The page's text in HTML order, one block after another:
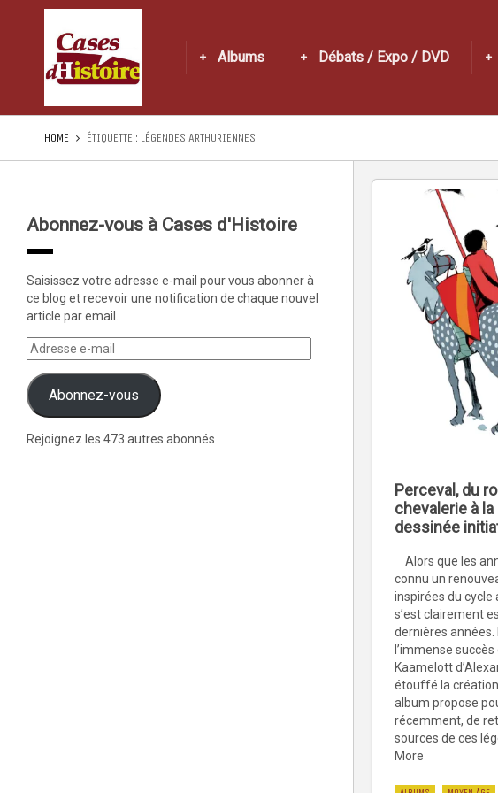
Albums Débats / Expo / DVD
HOME ÉTIQUETTE : LÉGENDES ARTHURIENNES
Abonnez-vous à Cases d'Histoire
Saisissez votre adresse e-mail pour vous abonner à
ce blog et recevoir une notification de chaque nouvel
article par email.
Abonnez-vous
Rejoignez les 473 autres abonnés
Perceval, du
chevalerie à la
dessinée
Alors que les
connu un
inspirées du cycle
s’est clairement
dernières
l’immense
Kaamelott
étouffé la
album propose
récemment, de
sources de ces
More